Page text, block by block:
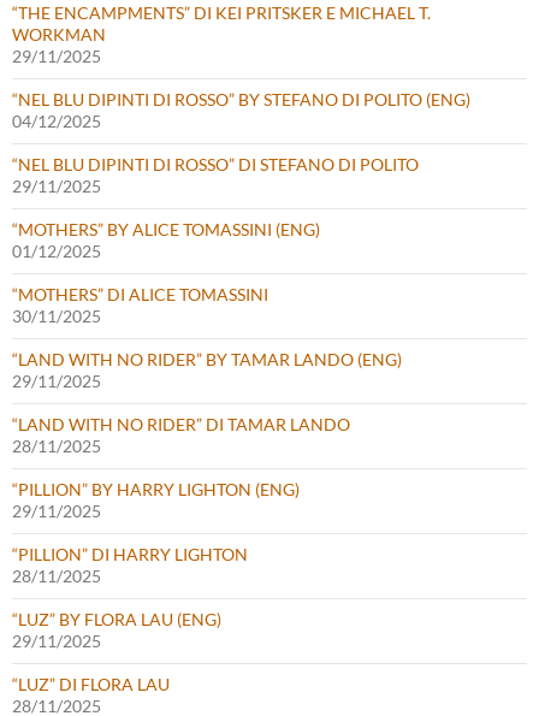
“THE ENCAMPMENTS” DI KEI PRITSKER E MICHAEL T.
WORKMAN
29/11/2025
“NEL BLU DIPINTI DI ROSSO” BY STEFANO DI POLITO (ENG)
04/12/2025
“NEL BLU DIPINTI DI ROSSO” DI STEFANO DI POLITO
29/11/2025
“MOTHERS” BY ALICE TOMASSINI (ENG)
01/12/2025
“MOTHERS” DI ALICE TOMASSINI
30/11/2025
“LAND WITH NO RIDER” BY TAMAR LANDO (ENG)
29/11/2025
“LAND WITH NO RIDER” DI TAMAR LANDO
28/11/2025
“PILLION” BY HARRY LIGHTON (ENG)
29/11/2025
“PILLION” DI HARRY LIGHTON
28/11/2025
“LUZ” BY FLORA LAU (ENG)
29/11/2025
“LUZ” DI FLORA LAU
28/11/2025